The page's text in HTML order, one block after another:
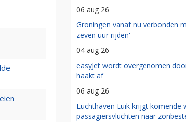
06 aug 26
Groningen vanaf nu verbonden
zeven uur rijden'
04 aug 26
easyJet wordt overgenomen
haakt af
06 aug 26
Luchthaven Luik krijgt komende
passagiersvluchten naar